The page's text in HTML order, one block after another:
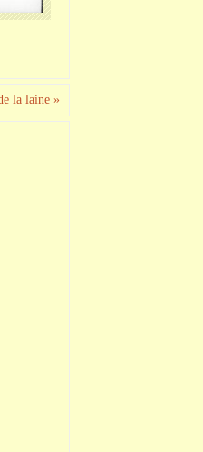
la laine »